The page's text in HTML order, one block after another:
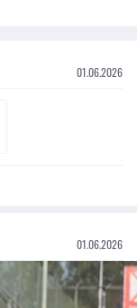
01.06.2026
01.06.2026